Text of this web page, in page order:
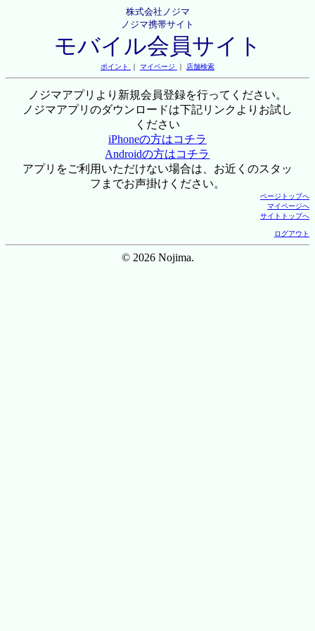
株式会社ノジマ
ノジマ携帯サイト
モバイル会員サイト
ポイント ｜ マイページ ｜ 店舗検索
ノジマアプリより新規会員登録を行ってください。
ノジマアプリのダウンロードは下記リンクよりお試し
ください
iPhoneの方はコチラ
Androidの方はコチラ
アプリをご利用いただけない場合は、お近くのスタッ
フまでお声掛けください。
ページトップへ
マイページへ
サイトトップへ
ログアウト
© 2026 Nojima.